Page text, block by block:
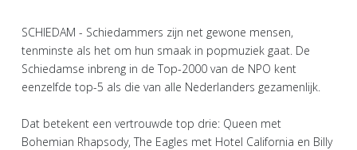
SCHIEDAM - Schiedammers zijn net gewone mensen,
tenminste als het om hun smaak in popmuziek gaat. De
Schiedamse inbreng in de Top-2000 van de NPO kent
eenzelfde top-5 als die van alle Nederlanders gezamenlijk.
Dat betekent een vertrouwde top drie: Queen met
Bohemian Rhapsody, The Eagles met Hotel California en Billy